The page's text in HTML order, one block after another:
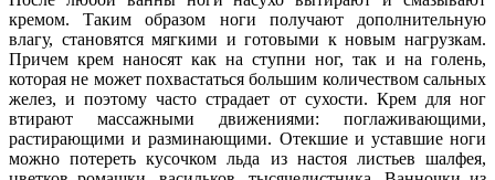
кремом. Таким образом ноги получают дополнительную
влагу, становятся мягкими и готовыми к новым нагрузкам.
Причем крем наносят как на ступни ног, так и на голень,
которая не может похвастаться большим количеством сальных
желез, и поэтому часто страдает от сухости. Крем для ног
втирают массажными движениями: поглаживающими,
растирающими и разминающими. Отекшие и уставшие ноги
можно потереть кусочком льда из настоя листьев шалфея,